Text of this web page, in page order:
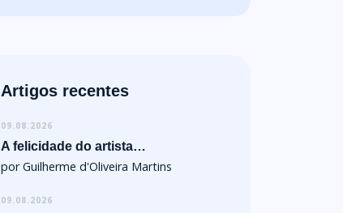
Artigos recentes
09.08.2026
A felicidade do artista…
por Guilherme d'Oliveira Martins
09.08.2026